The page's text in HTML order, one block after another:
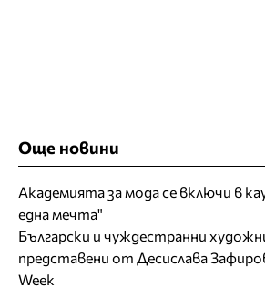
Още новини
Академията за мода се включи в
една мечта"
Български и чуждестранни
представени от Десислава
Week